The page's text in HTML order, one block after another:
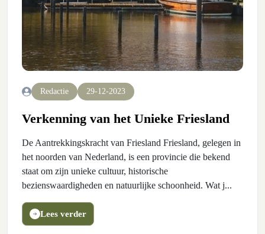
Redactie 29-12-2023
Verkenning van het Unieke Friesland
De Aantrekkingskracht van Friesland Friesland, gelegen in
het noorden van Nederland, is een provincie die bekend
staat om zijn unieke cultuur, historische
bezienswaardigheden en natuurlijke schoonheid. Wat j...
Lees verder